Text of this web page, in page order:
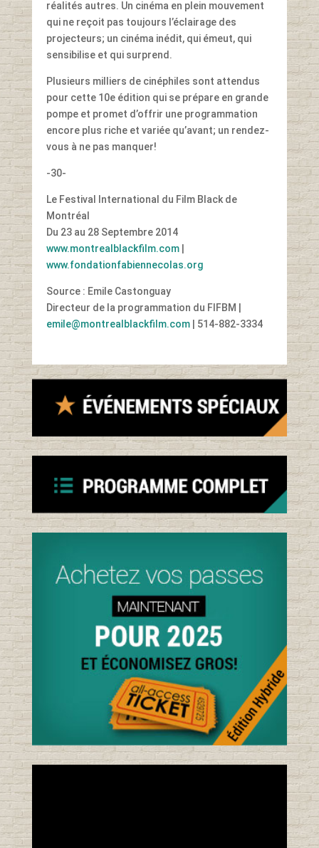
réalités autres. Un cinéma en plein mouvement
qui ne reçoit pas toujours l’éclairage des
projecteurs; un cinéma inédit, qui émeut, qui
sensibilise et qui surprend.
Plusieurs milliers de cinéphiles sont attendus
pour cette 10e édition qui se prépare en grande
pompe et promet d’offrir une programmation
encore plus riche et variée qu’avant; un rendez-
vous à ne pas manquer!
-30-
Le Festival International du Film Black de
Montréal
Du 23 au 28 Septembre 2014
www.montrealblackfilm.com|
www.fondationfabiennecolas.org
Source : Emile Castonguay
Directeur de la programmation du FIFBM |
emile@montrealblackfilm.com| 514-882-3334